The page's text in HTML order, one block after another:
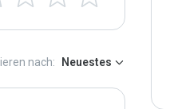
nach: Neuestes